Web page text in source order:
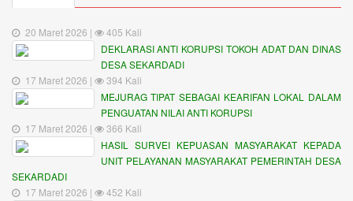
20 Maret 2026 |
405 Kali
DEKLARASI ANTI KORUPSI TOKOH ADAT DAN DINAS
DESA SEKARDADI
17 Maret 2026 |
394 Kali
MEJURAG TIPAT SEBAGAI KEARIFAN LOKAL DALAM
PENGUATAN NILAI ANTI KORUPSI
17 Maret 2026 |
366 Kali
HASIL SURVEI KEPUASAN MASYARAKAT KEPADA
UNIT PELAYANAN MASYARAKAT PEMERINTAH DESA
SEKARDADI
17 Maret 2026 |
452 Kali